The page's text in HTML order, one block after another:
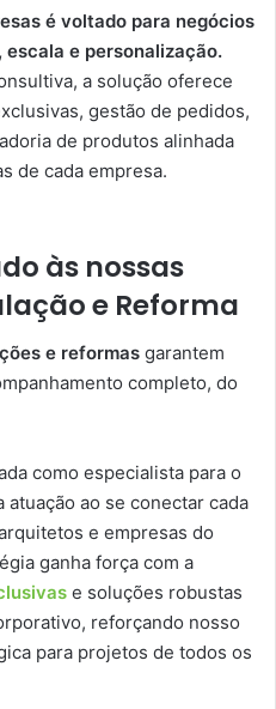
é voltado para negócios
e personalização.
a solução oferece
gestão de pedidos,
de produtos alinhada
de cada empresa.
às nossas
e Reforma
e reformas garantem
completo, do
como especialista para o
atuação ao se conectar cada
e empresas do
ganha força com a
e soluções robustas
reforçando nosso
para projetos de todos os